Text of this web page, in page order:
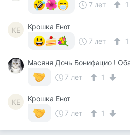
7 лет
1
КЕ
Крошка Енот
7 лет
1
7 лет
1
КЕ
Крошка Енот
7 лет
1